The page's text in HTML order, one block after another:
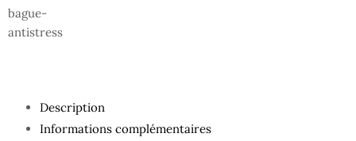
Description
Informations complémentaires